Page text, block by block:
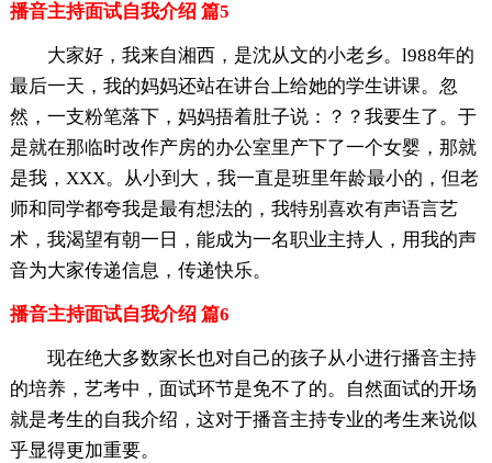
播音主持面试自我介绍 篇5
大家好，我来自湘西，是沈从文的小老乡。l988年的
最后一天，我的妈妈还站在讲台上给她的学生讲课。忽
然，一支粉笔落下，妈妈捂着肚子说：？？我要生了。于
是就在那临时改作产房的办公室里产下了一个女婴，那就
是我，XXX。从小到大，我一直是班里年龄最小的，但老
师和同学都夸我是最有想法的，我特别喜欢有声语言艺
术，我渴望有朝一日，能成为一名职业主持人，用我的声
音为大家传递信息，传递快乐。
播音主持面试自我介绍 篇6
现在绝大多数家长也对自己的孩子从小进行播音主持
的培养，艺考中，面试环节是免不了的。自然面试的开场
就是考生的自我介绍，这对于播音主持专业的考生来说似
乎显得更加重要。